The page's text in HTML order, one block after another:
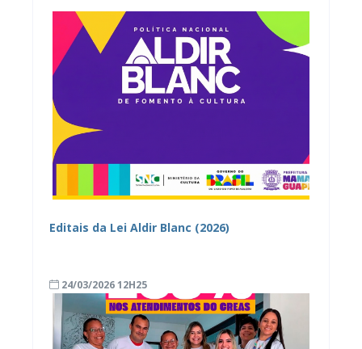
Editais da Lei Aldir Blanc (2026)
24/03/2026 12H25